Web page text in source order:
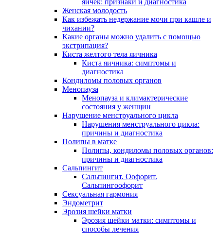
яичек: признаки и диагностика
Женская молодость
Как избежать недержание мочи при кашле и
чихании?
Какие органы можно удалить с помощью
экстрипация?
Киста желтого тела яичника
Киста яичника: симптомы и
диагностика
Кондиломы половых органов
Менопауза
Менопауза и климактерические
состояния у женщин
Нарушение менструального цикла
Нарушения менструального цикла:
причины и диагностика
Полипы в матке
Полипы, кондиломы половых органов:
причины и диагностика
Сальпингит
Сальпингит. Оофорит.
Сальпингоофорит
Сексуальная гармония
Эндометрит
Эрозия шейки матки
Эрозия шейки матки: симптомы и
способы лечения